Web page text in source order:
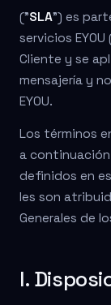
("SLA") es
servicios EYOU
Cliente y se
mensajería y
EYOU.
Los términos
a
definidos en
les son
Generales de
I.